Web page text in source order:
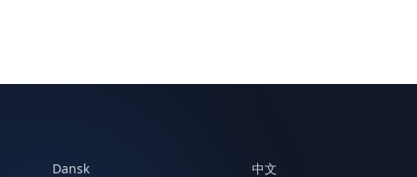
Dansk 中文